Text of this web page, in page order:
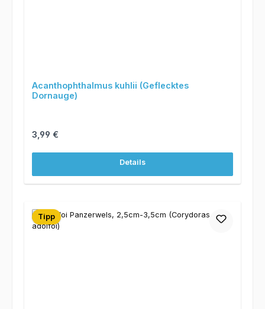
Acanthophthalmus kuhlii (Geflecktes
Dornauge)
Regulärer Preis:
3,99 €
Details
Tipp